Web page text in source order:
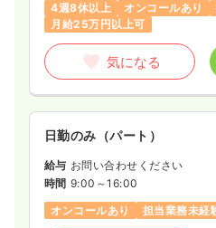
4週8休以上
オンコールあり
月給25万円以上可
気になる
日勤のみ（パート）
給与 お問い合わせください
時間 9:00～16:00
オンコールあり
担当業務未経